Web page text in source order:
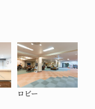
ロビー